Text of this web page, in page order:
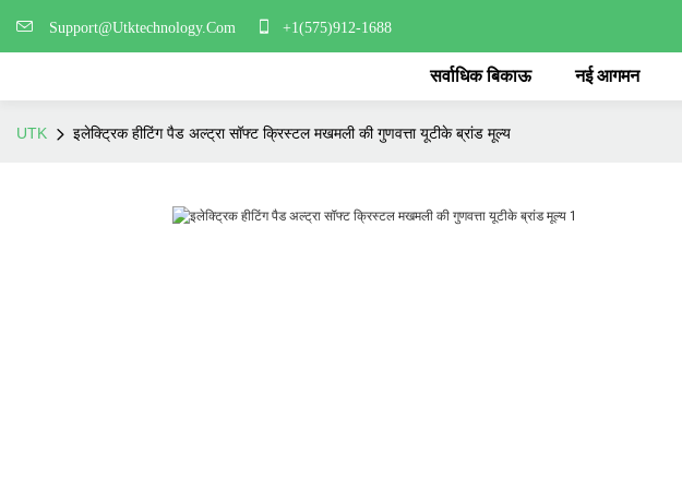
Support@Utktechnology.Com +1(575)912-1688
सर्वाधिक बिकाऊ नई आगमन
UTK इलेक्ट्रिक हीटिंग पैड अल्ट्रा सॉफ्ट क्रिस्टल मखमली की गुणवत्ता यूटीके ब्रांड मूल्य